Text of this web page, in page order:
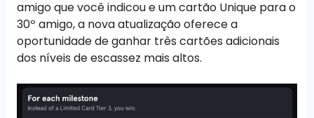
amigo que você indicou e um cartão Unique para o
30º amigo, a nova atualização oferece a
oportunidade de ganhar três cartões adicionais
dos níveis de escassez mais altos.